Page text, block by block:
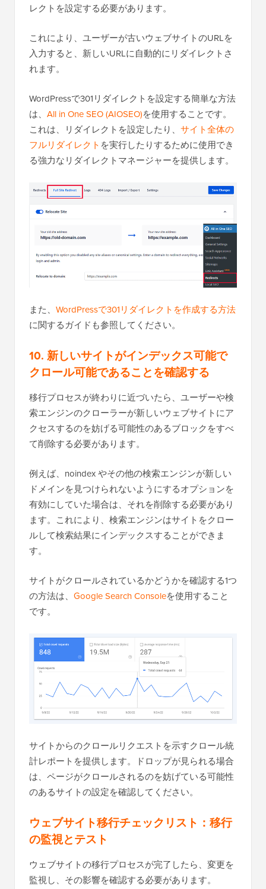
レクトを設定する必要があります。
これにより、ユーザーが古いウェブサイトのURLを
入力すると、新しいURLに自動的にリダイレクトさ
れます。
WordPressで301リダイレクトを設定する簡単な方法
は、 All in One SEO (AIOSEO)を使用することです。
これは、リダイレクトを設定したり、 サイト全体の
フルリダイレクト を実行したりするために使用でき
る強力なリダイレクトマネージャーを提供します。
また、 WordPressで301リダイレクトを作成する方法
に関するガイドも参照してください。
10. 新しいサイトがインデックス可能で
クロール可能であることを確認する
移行プロセスが終わりに近づいたら、ユーザーや検
索エンジンのクローラーが新しいウェブサイトにア
クセスするのを妨げる可能性のあるブロックをすべ
て削除する必要があります。
例えば、noindex やその他の検索エンジンが新しい
ドメインを見つけられないようにするオプションを
有効にしていた場合は、それを削除する必要があり
ます。これにより、検索エンジンはサイトをクロー
ルして検索結果にインデックスすることができま
す。
サイトがクロールされているかどうかを確認する1つ
の方法は、 Google Search Consoleを使用すること
です。
サイトからのクロールリクエストを示すクロール統
計レポートを提供します。ドロップが見られる場合
は、ページがクロールされるのを妨げている可能性
のあるサイトの設定を確認してください。
ウェブサイト移行チェックリスト：移行
の監視とテスト
ウェブサイトの移行プロセスが完了したら、変更を
監視し、その影響を確認する必要があります。